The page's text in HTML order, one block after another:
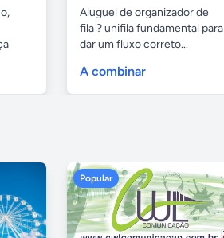
Aluguel de organizador de
fila ? unifila fundamental para
dar um fluxo correto...
A combinar
Popular